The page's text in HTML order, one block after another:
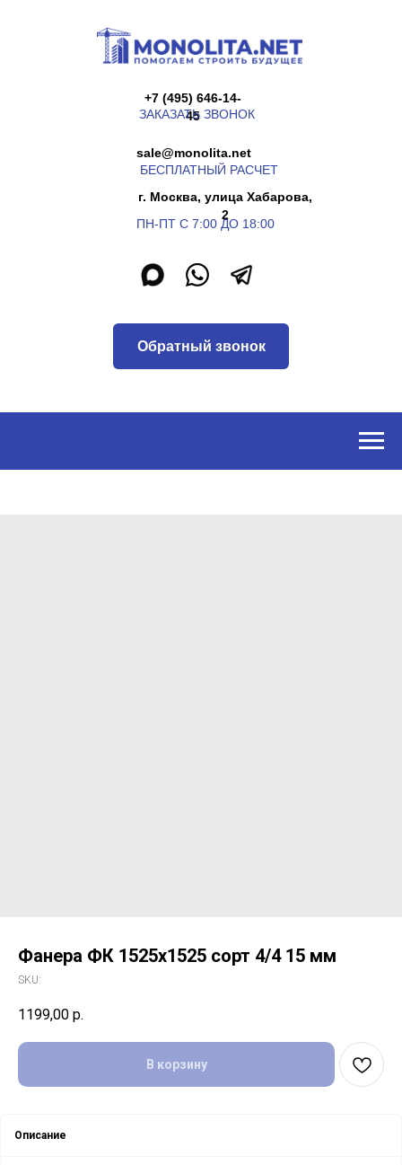
г. Москва, улица Хабарова,
ПН-ПТ С 7:00 ДО 18:00
45
ЗАКАЗАТЬ ЗВОНОК
БЕСПЛАТНЫЙ РАСЧЕТ
Фанера ФК 1525х1525 сорт 4/4 15 мм
SKU:
1199,00 р.
В корзину
Описание